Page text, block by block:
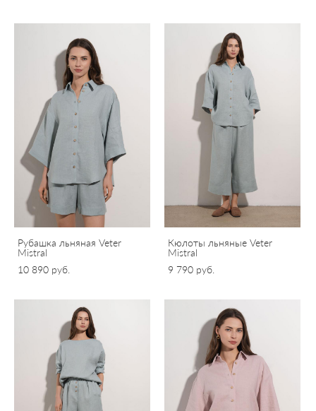
Рубашка льняная Veter
Mistral
10 890 pуб.
Кюлоты льняные Veter
Mistral
9 790 pуб.